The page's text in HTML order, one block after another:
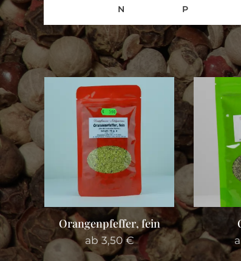
N P
Orangenpfeffer, fein
ab 3,50€